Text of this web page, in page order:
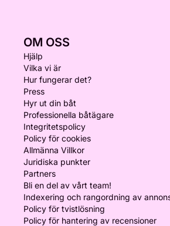
OM OSS
Hjälp
Vilka vi är
Hur fungerar det?
Press
Hyr ut din båt
Professionella båtägare
Integritetspolicy
Policy för cookies
Allmänna Villkor
Juridiska punkter
Partners
Bli en del av vårt team!
Indexering och rangordning av
Policy för tvistlösning
Policy för hantering av recensioner